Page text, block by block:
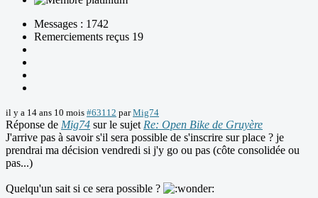
Messages : 1742
Remerciements reçus 19
il y a 14 ans 10 mois #63112 parMig74
Réponse de Mig74 sur le sujet Re: Open Bike de Gruyère
J'arrive pas à savoir s'il sera possible de s'inscrire sur place ? je
prendrai ma décision vendredi si j'y go ou pas (côte consolidée ou
pas...)
Quelqu'un sait si ce sera possible ?